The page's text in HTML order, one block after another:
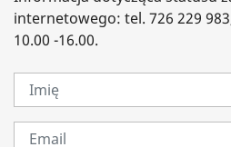
internetowego: tel. 726 229
10.00 -16.00.